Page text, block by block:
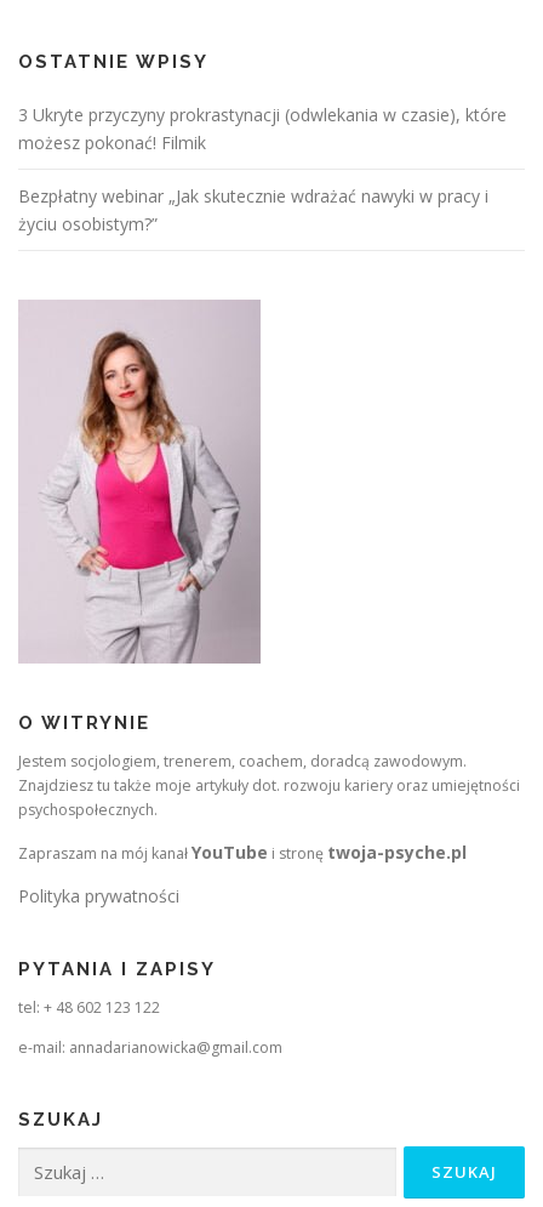
OSTATNIE WPISY
3 Ukryte przyczyny prokrastynacji (odwlekania w czasie), które
możesz pokonać! Filmik
Bezpłatny webinar „Jak skutecznie wdrażać nawyki w pracy i
życiu osobistym?”
O WITRYNIE
Jestem socjologiem, trenerem, coachem, doradcą zawodowym.
Znajdziesz tu także moje artykuły dot. rozwoju kariery oraz umiejętności
psychospołecznych.
Zapraszam na mój kanałYouTube i stronę twoja-psyche.pl
Polityka prywatności
PYTANIA I ZAPISY
tel: + 48 602 123 122
e-mail: annadarianowicka@gmail.com
SZUKAJ